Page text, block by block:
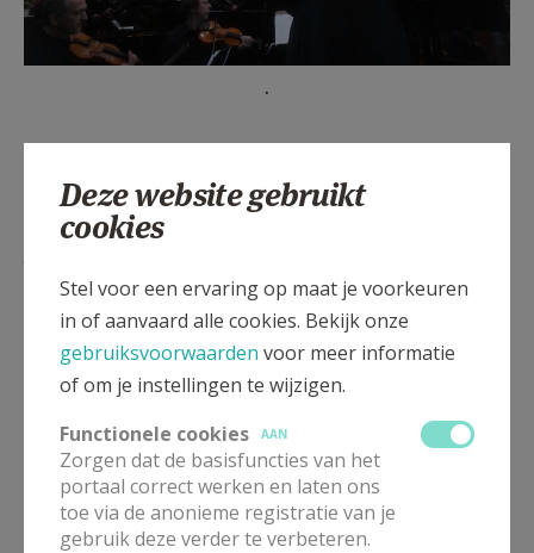
.
Lees meer
Deze website gebruikt
cookies
Stel voor een ervaring op maat je voorkeuren
in of aanvaard alle cookies. Bekijk onze
gebruiksvoorwaarden voor meer informatie
of om je instellingen te wijzigen.
Functionele cookies
AAN
Zorgen dat de basisfuncties van het
portaal correct werken en laten ons
toe via de anonieme registratie van je
gebruik deze verder te verbeteren.